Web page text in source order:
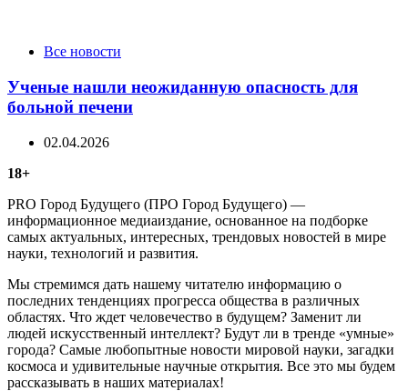
CategoriesВсе новости
Ученые нашли неожиданную опасность для
больной печени
02.04.2026
18+
PRO Город Будущего (ПРО Город Будущего) —
информационное медиаиздание, основанное на подборке
самых актуальных, интересных, трендовых новостей в мире
науки, технологий и развития.
Мы стремимся дать нашему читателю информацию о
последних тенденциях прогресса общества в различных
областях. Что ждет человечество в будущем? Заменит ли
людей искусственный интеллект? Будут ли в тренде «умные»
города? Самые любопытные новости мировой науки, загадки
космоса и удивительные научные открытия. Все это мы будем
рассказывать в наших материалах!